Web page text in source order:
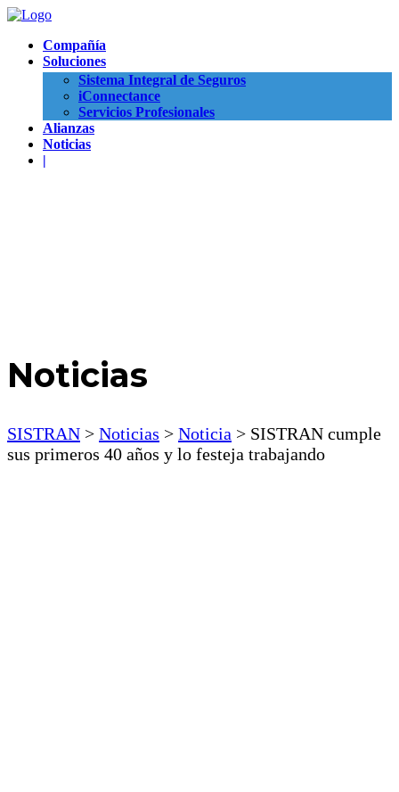
Compañía
Soluciones
Sistema Integral de Seguros
iConnectance
Servicios Profesionales
Alianzas
Noticias
|
Noticias
SISTRAN > Noticias > Noticia > SISTRAN cumple
sus primeros 40 años y lo festeja trabajando